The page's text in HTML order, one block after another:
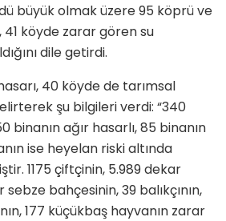
büyük olmak üzere 95 köprü ve
41 köyde zarar gören su
dile getirdi.
40 köyde de tarımsal
şu bilgileri verdi: “340
binanın ağır hasarlı, 85 binanın
ise heyelan riski altında
1175 çiftçinin, 5.989 dekar
sebze bahçesinin, 39 balıkçının,
177 küçükbaş hayvanın zarar